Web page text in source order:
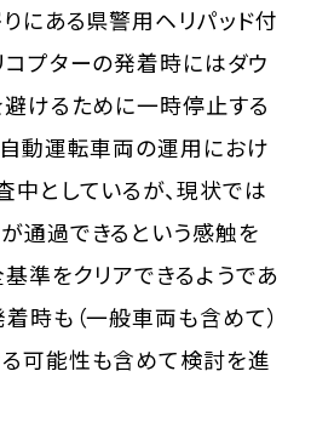
にある県警用ヘリパッド付
コプターの発着時にはダウ
避けるために一時停止する
自動運転車両の運用におけ
中としているが、現状では
通過できるという感触を
準をクリアできるようであ
時も（一般車両も含めて）
可能性も含めて検討を進